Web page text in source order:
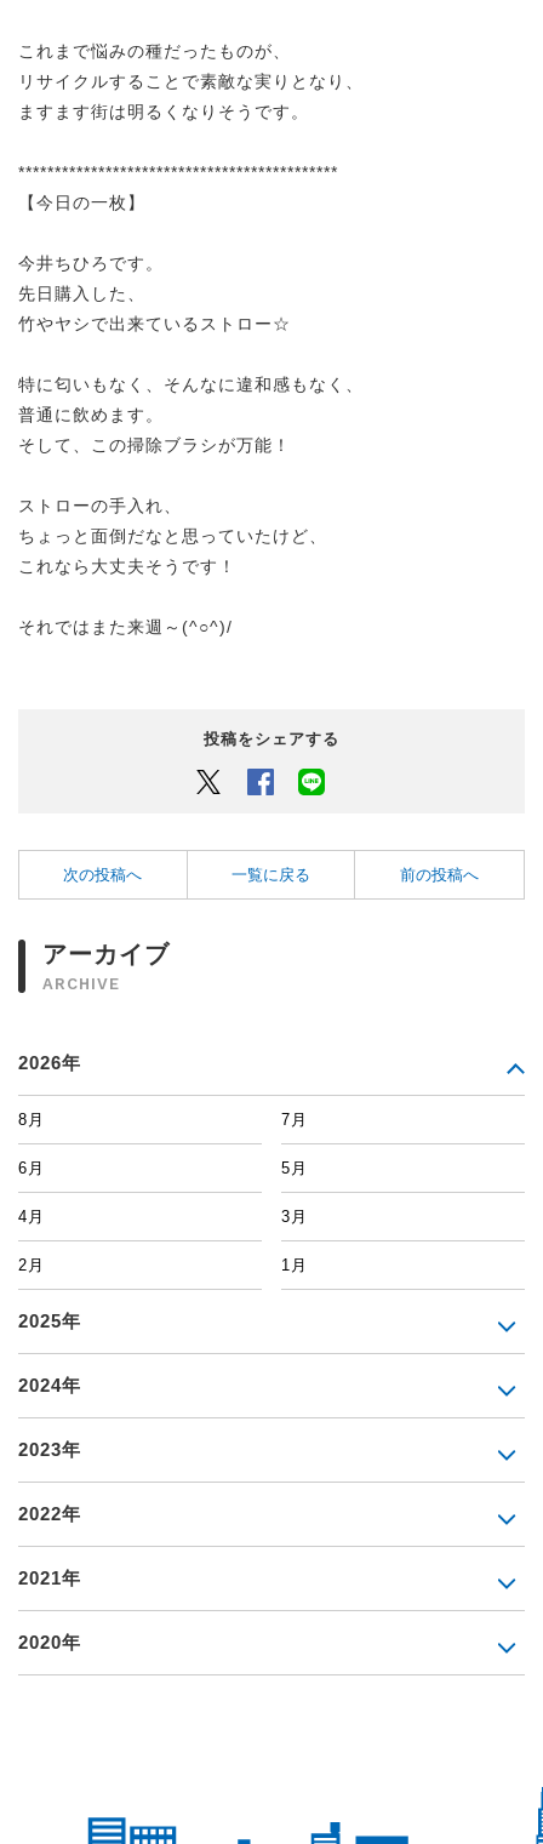
これまで悩みの種だったものが、
リサイクルすることで素敵な実りとなり、
ますます街は明るくなりそうです。
********************************************
【今日の一枚】
今井ちひろです。
先日購入した、
竹やヤシで出来ているストロー☆
特に匂いもなく、そんなに違和感もなく、
普通に飲めます。
そして、この掃除ブラシが万能！
ストローの手入れ、
ちょっと面倒だなと思っていたけど、
これなら大丈夫そうです！
それではまた来週～(^○^)/
投稿をシェアする
Twitter Facebook
次の投稿へ 一覧に戻る 前の投稿へ
アーカイブ
ARCHIVE
2026年
8月 7月
6月 5月
4月 3月
2月 1月
2025年
2024年
2023年
2022年
2021年
2020年